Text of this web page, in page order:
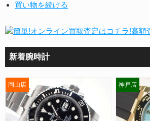
買い物を続ける
新着腕時計
岡山店 神戸店